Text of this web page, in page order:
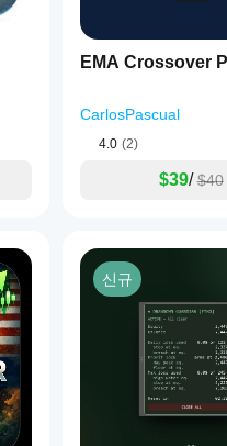
거래 전에 데모에서 철저
EMA Crossover
CarlosPascual
4.0 (2)
$39/ $40
신규